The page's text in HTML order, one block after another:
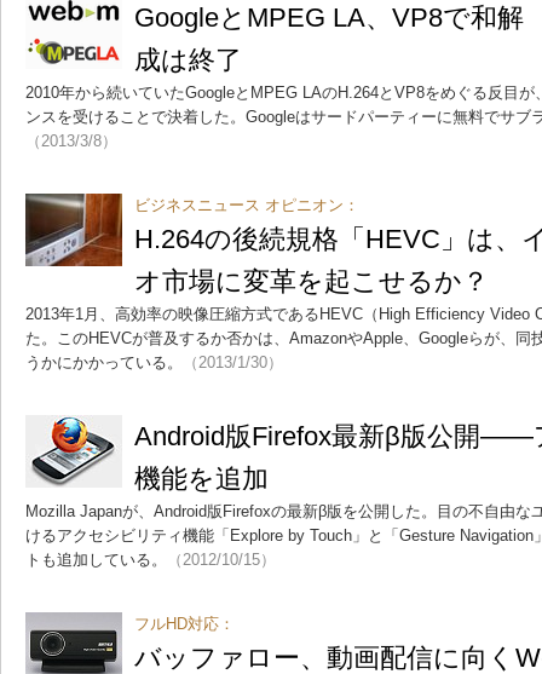
GoogleとMPEG LA、VP8で和
成は終了
2010年から続いていたGoogleとMPEG LAのH.264とVP8をめぐる反目
ンスを受けることで決着した。Googleはサードパーティーに無料でサブ
（2013/3/8）
ビジネスニュース オピニオン：
H.264の後続規格「HEVC」は、
オ市場に変革を起こせるか？
2013年1月、高効率の映像圧縮方式であるHEVC（High Efficiency Video
た。このHEVCが普及するか否かは、AmazonやApple、Googleらが、同
うかにかかっている。
（2013/1/30）
Android版Firefox最新β版公開
機能を追加
Mozilla Japanが、Android版Firefoxの最新β版を公開した。目の不自由な
けるアクセシビリティ機能「Explore by Touch」と「Gesture
トも追加している。
（2012/10/15）
フルHD対応：
バッファロー、動画配信に向く